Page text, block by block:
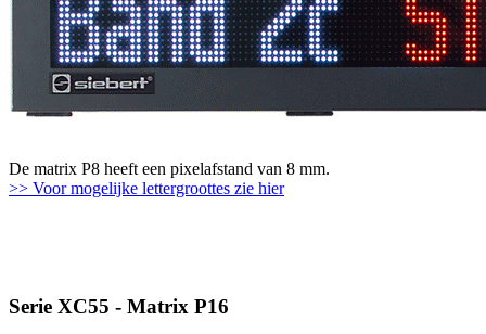
De matrix P8 heeft een pixelafstand van 8 mm.
>> Voor mogelijke lettergroottes zie hier
Serie XC55 - Matrix P16